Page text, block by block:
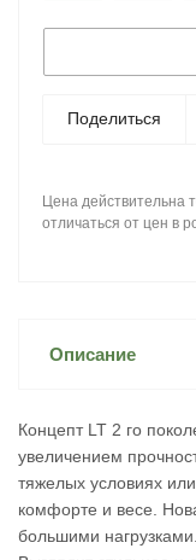
Поделиться
Цена действительна
отличаться от цен в
Описание
Концепт LT 2 го
увеличением
тяжелых условиях
комфорте и весе.
большими